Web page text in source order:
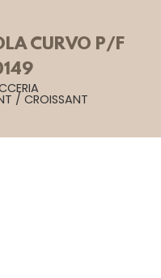
CURVO P/F
/ CROISSANT